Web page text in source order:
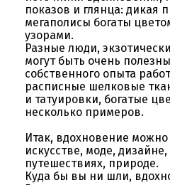
показов и глянца: дикая
мегаполисы богаты
узорами.
Разные люди,
могут быть очень
собственного опыта
расписные шелковые
и татуировки, богатые
несколько примеров.
Итак, вдохновение
искусстве, моде, дизайне,
путешествиях, природе.
Куда бы вы ни шли,